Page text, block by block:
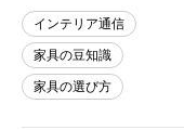
インテリア通信
家具の豆知識
家具の選び方